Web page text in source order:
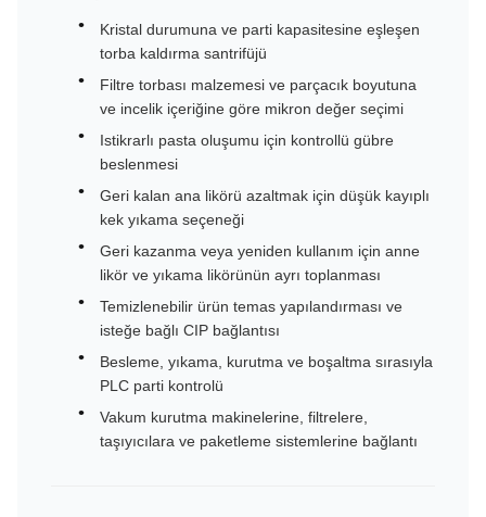
Kristal durumuna ve parti kapasitesine eşleşen
torba kaldırma santrifüjü
Filtre torbası malzemesi ve parçacık boyutuna
ve incelik içeriğine göre mikron değer seçimi
Istikrarlı pasta oluşumu için kontrollü gübre
beslenmesi
Geri kalan ana likörü azaltmak için düşük kayıplı
kek yıkama seçeneği
Geri kazanma veya yeniden kullanım için anne
likör ve yıkama likörünün ayrı toplanması
Temizlenebilir ürün temas yapılandırması ve
isteğe bağlı CIP bağlantısı
Besleme, yıkama, kurutma ve boşaltma sırasıyla
PLC parti kontrolü
Vakum kurutma makinelerine, filtrelere,
taşıyıcılara ve paketleme sistemlerine bağlantı